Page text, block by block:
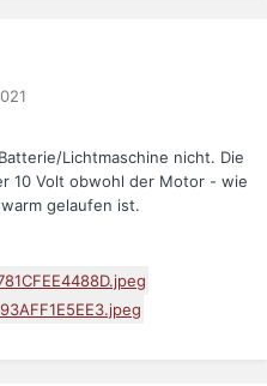
Lichtmaschine nicht. Die
10 Volt obwohl der Motor - wie
gelaufen ist.